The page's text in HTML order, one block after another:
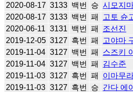
2020-08-17 3133 백번 승 시모지
2020-08-17 3133 백번 패 고토 슌
2020-06-11 3131 백번 패 조선진
2019-12-05 3127 흑번 패 고야마
2019-11-04 3127 백번 패 스즈키
2019-11-04 3127 백번 패 김수준
2019-11-03 3127 흑번 패 이마무
2019-11-03 3127 흑번 승 간다 에이